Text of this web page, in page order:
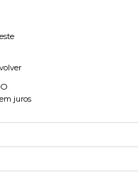
juros